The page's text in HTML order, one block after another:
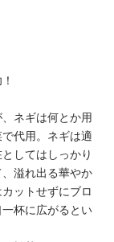
ネギは何とか用
代用。ネギは適
してはしっかり
溢れ出る華やか
ットせずにブロ
杯に広がるとい